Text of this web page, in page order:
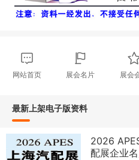
网站首页 展会名片 展会
最新上架电子版资料
2026
配展企业